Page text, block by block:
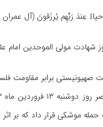
عِندَ رَبِّهِم یُرزَقونَ (آل عمران ۱۶۹)
شهادت مولی الموحدین امام
برابر مقاومت
موشکی قرار داد که بر